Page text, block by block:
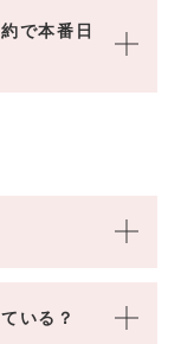
で本番日
いる？